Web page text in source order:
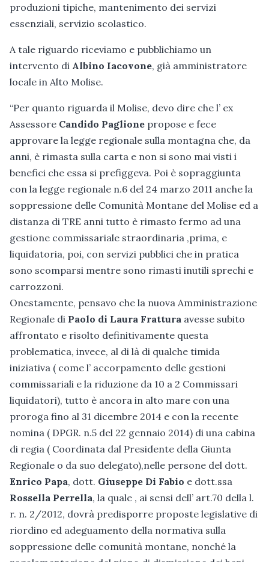
produzioni tipiche, mantenimento dei servizi
essenziali, servizio scolastico.
A tale riguardo riceviamo e pubblichiamo un
intervento di Albino Iacovone, già amministratore
locale in Alto Molise.
“Per quanto riguarda il Molise, devo dire che l’ ex
Assessore Candido Paglione propose e fece
approvare la legge regionale sulla montagna che, da
anni, è rimasta sulla carta e non si sono mai visti i
benefici che essa si prefiggeva. Poi è sopraggiunta
con la legge regionale n.6 del 24 marzo 2011 anche la
soppressione delle Comunità Montane del Molise ed a
distanza di TRE anni tutto è rimasto fermo ad una
gestione commissariale straordinaria ,prima, e
liquidatoria, poi, con servizi pubblici che in pratica
sono scomparsi mentre sono rimasti inutili sprechi e
carrozzoni.
Onestamente, pensavo che la nuova Amministrazione
Regionale di Paolo di Laura Frattura avesse subito
affrontato e risolto definitivamente questa
problematica, invece, al di là di qualche timida
iniziativa ( come l’ accorpamento delle gestioni
commissariali e la riduzione da 10 a 2 Commissari
liquidatori), tutto è ancora in alto mare con una
proroga fino al 31 dicembre 2014 e con la recente
nomina ( DPGR. n.5 del 22 gennaio 2014) di una cabina
di regia ( Coordinata dal Presidente della Giunta
Regionale o da suo delegato),nelle persone del dott.
Enrico Papa, dott. Giuseppe Di Fabio e dott.ssa
Rossella Perrella, la quale , ai sensi dell’ art.70 della l.
r. n. 2/2012, dovrà predisporre proposte legislative di
riordino ed adeguamento della normativa sulla
soppressione delle comunità montane, nonché la